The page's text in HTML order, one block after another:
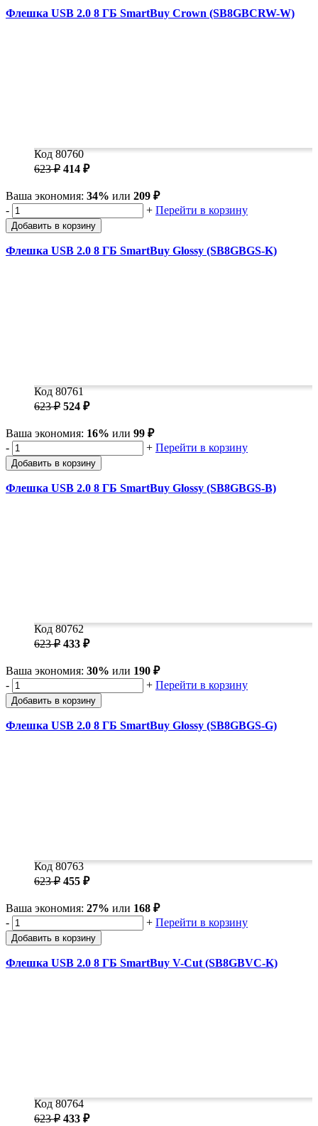
Флешка USB 2.0 8 ГБ SmartBuy Crown (SB8GBCRW-W)
Код 80760
623 ₽ 414 ₽
Ваша экономия: 34% или 209 ₽
-
+ Перейти в корзину
Добавить в корзину
Флешка USB 2.0 8 ГБ SmartBuy Glossy (SB8GBGS-K)
Код 80761
623 ₽ 524 ₽
Ваша экономия: 16% или 99 ₽
-
+ Перейти в корзину
Добавить в корзину
Флешка USB 2.0 8 ГБ SmartBuy Glossy (SB8GBGS-B)
Код 80762
623 ₽ 433 ₽
Ваша экономия: 30% или 190 ₽
-
+ Перейти в корзину
Добавить в корзину
Флешка USB 2.0 8 ГБ SmartBuy Glossy (SB8GBGS-G)
Код 80763
623 ₽ 455 ₽
Ваша экономия: 27% или 168 ₽
-
+ Перейти в корзину
Добавить в корзину
Флешка USB 2.0 8 ГБ SmartBuy V-Cut (SB8GBVC-K)
Код 80764
623 ₽ 433 ₽